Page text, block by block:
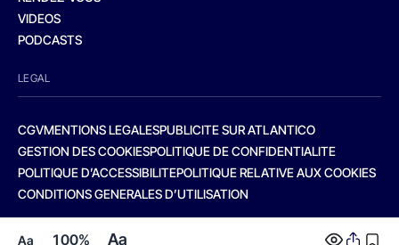
Aa 100% Aa
VIDEOS
PODCASTS
LEGAL
CGVMENTIONS LEGALESPUBLICITE SUR ATLANTICO
GESTION DES COOKIESPOLITIQUE DE CONFIDENTIALITE
POLITIQUE D’ACCESSIBILITEPOLITIQUE RELATIVE AUX COOKIES
CONDITIONS GENERALES D’UTILISATION